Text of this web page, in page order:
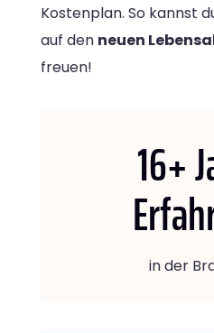
Kostenplan. So kannst
auf den neuen
freuen!
16+
in der